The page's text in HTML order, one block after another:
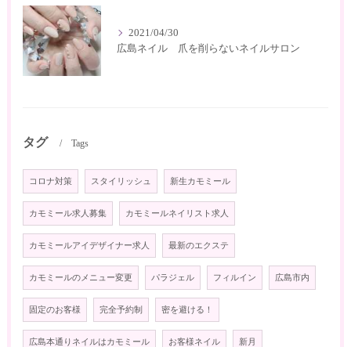
2021/04/30
広島ネイル 爪を削らないネイルサロン
タグ Tags
コロナ対策 スタイリッシュ 新生カモミール
カモミール求人募集 カモミールネイリスト求人
カモミールアイデザイナー求人 最新のエクステ
カモミールのメニュー変更 パラジェル フィルイン 広島市内
固定のお客様 完全予約制 密を避ける！
広島本通りネイルはカモミール お客様ネイル 新月